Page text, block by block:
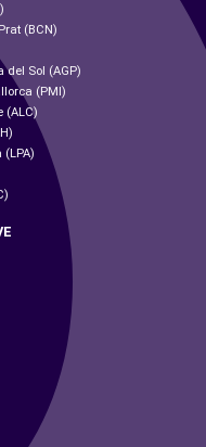
(BCN)
del Sol (AGP)
(PMI)
(ALC)